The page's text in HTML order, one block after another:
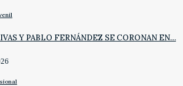
Y PABLO FERNÁNDEZ SE CORONAN EN…